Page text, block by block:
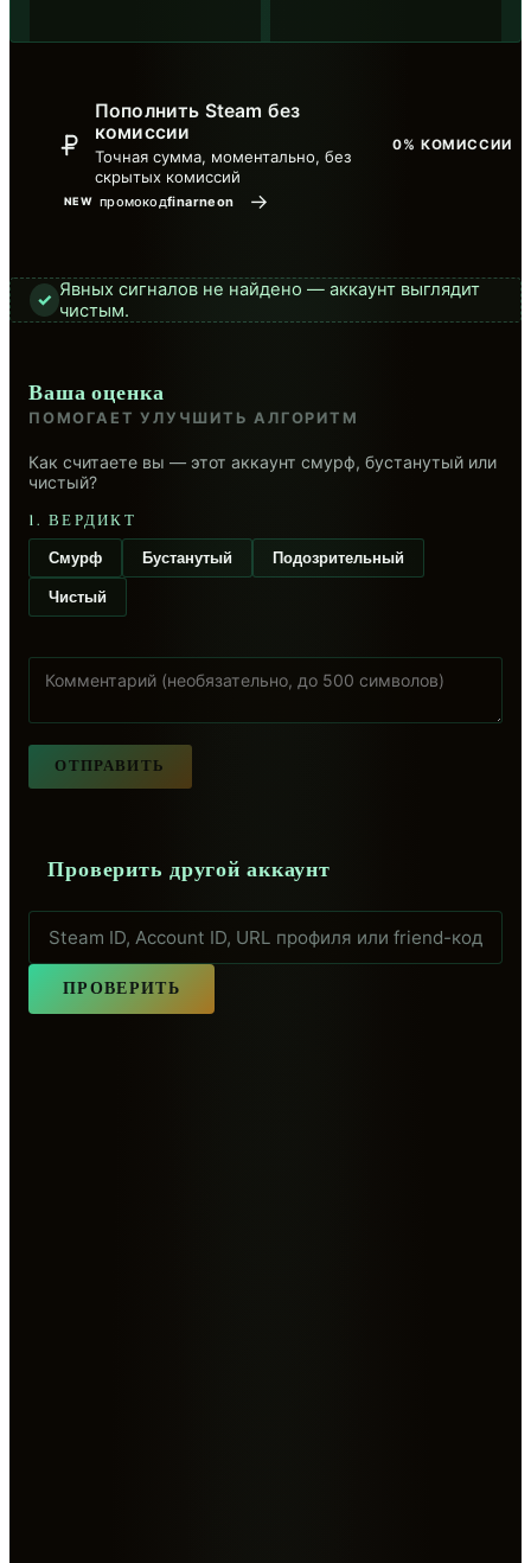
0% КОМИССИИ
NEW промокодfinarneon
Пополнить Steam без
комиссии
Точная сумма, моментально, без
скрытых комиссий
→
✓ Явных сигналов не найдено — аккаунт выглядит
чистым.
Ваша оценка
ПОМОГАЕТ УЛУЧШИТЬ АЛГОРИТМ
Как считаете вы — этот аккаунт смурф, бустанутый или
чистый?
1. ВЕРДИКТ
Смурф Бустанутый Подозрительный
Чистый
ОТПРАВИТЬ
Проверить другой аккаунт
ПРОВЕРИТЬ